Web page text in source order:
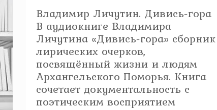
Владимир Личутин. Дивись-гора
В аудиокниге Владимира
Личутина «Дивись-гора» сборник
лирических очерков,
посвящённый жизни и людям
Архангельского Поморья. Книга
сочетает документальность с
поэтическим восприятием